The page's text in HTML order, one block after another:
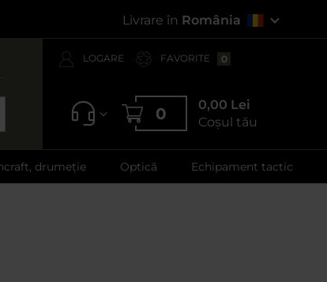
Livrare în România
LOGARE FAVORITE 0
0
0,00 Lei
Coșul tău
drumeție Optică Echipament tactic